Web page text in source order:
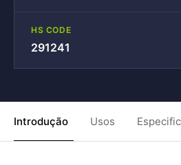
HS CODE
291241
Introdução Usos